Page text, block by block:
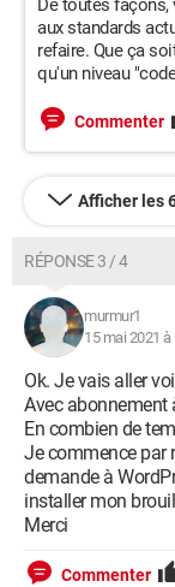
De toutes façons,
aux standards
refaire. Que ça
qu'un niveau
Commenter
Afficher les
RÉPONSE 3 / 4
murmur1
15 mai 2021 à
Ok. Je vais aller
Avec abonnement
En combien de
Je commence par
demande à
installer mon
Merci
Commenter